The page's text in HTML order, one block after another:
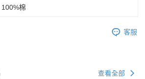
100%棉
客服
查看全部